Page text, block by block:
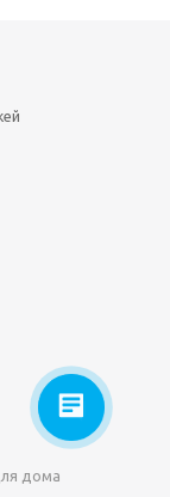
дома